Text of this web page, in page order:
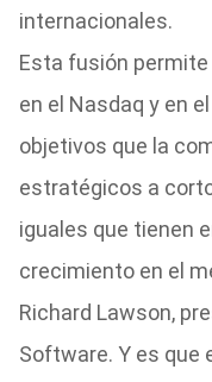
internacionales.
Esta fusión
en el Nasdaq y en
objetivos que la
estratégicos a
iguales que tienen
crecimiento en el
Richard Lawson,
Software. Y es que